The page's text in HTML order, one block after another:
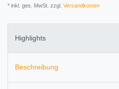
* inkl. ges. MwSt. zzgl. Versandkosten
Highlights
Beschreibung